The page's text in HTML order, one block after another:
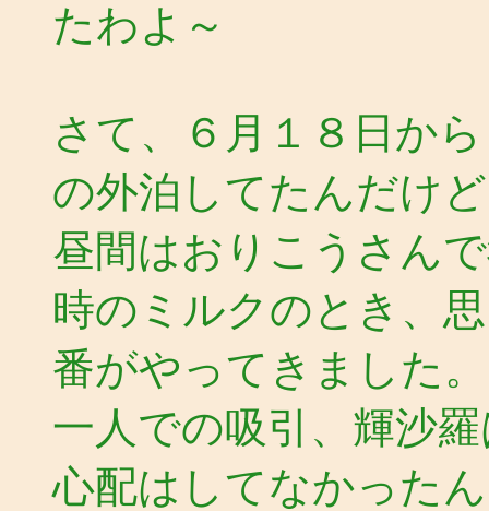
たわよ～
さて、６月１８日か
の外泊してたんだけ
昼間はおりこうさん
時のミルクのとき、
番がやってきました。
一人での吸引、輝沙
心配はしてなかった